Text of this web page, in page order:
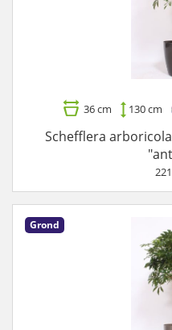
36 cm 130 cm
Schefflera
Grond